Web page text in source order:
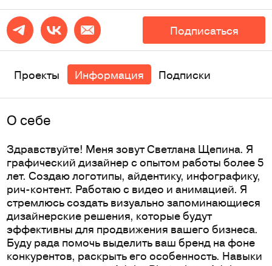
Подписаться
Проекты Информация Подписки
O себе
Здравствуйте! Меня зовут Светлана Щепина. Я
графический дизайнер с опытом работы более 5
лет. Создаю логотипы, айдентику, инфографику,
рич-контент. Работаю с видео и анимацией. Я
стремлюсь создать визуально запоминающиеся
дизайнерские решения, которые будут
эффективны для продвижения вашего бизнеса.
Буду рада помочь выделить ваш бренд на фоне
конкурентов, раскрыть его особенность. Навыки